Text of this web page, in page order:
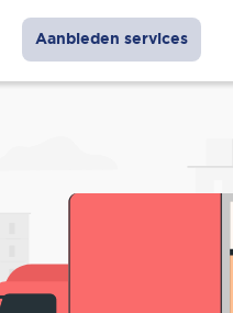
Aanbieden services